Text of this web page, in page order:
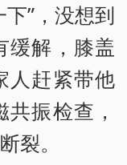
”，没想到
缓解，膝盖
人赶紧带他
振检查，
裂。